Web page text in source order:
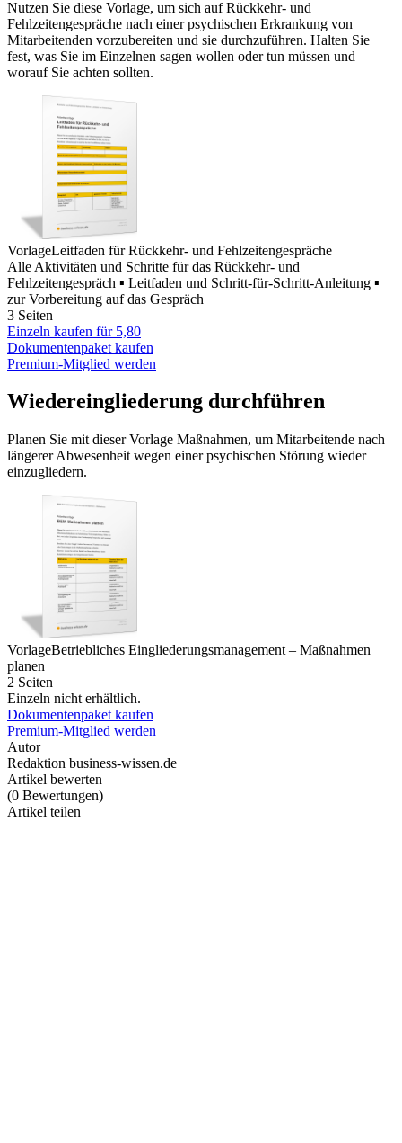
Nutzen Sie diese Vorlage, um sich auf Rückkehr- und
Fehlzeitengespräche nach einer psychischen Erkrankung von
Mitarbeitenden vorzubereiten und sie durchzuführen. Halten Sie
fest, was Sie im Einzelnen sagen wollen oder tun müssen und
worauf Sie achten sollten.
VorlageLeitfaden für Rückkehr- und Fehlzeitengespräche
Alle Aktivitäten und Schritte für das Rückkehr- und
Fehlzeitengespräch ▪ Leitfaden und Schritt-für-Schritt-Anleitung ▪
zur Vorbereitung auf das Gespräch
3 Seiten
Einzeln kaufen für 5,80
Dokumentenpaket kaufen
Premium-Mitglied werden
Wiedereingliederung durchführen
Planen Sie mit dieser Vorlage Maßnahmen, um Mitarbeitende nach
längerer Abwesenheit wegen einer psychischen Störung wieder
einzugliedern.
VorlageBetriebliches Eingliederungsmanagement – Maßnahmen
planen
2 Seiten
Einzeln nicht erhältlich.
Dokumentenpaket kaufen
Premium-Mitglied werden
Autor
Redaktion business-wissen.de
Artikel bewerten
(0 Bewertungen)
Artikel teilen